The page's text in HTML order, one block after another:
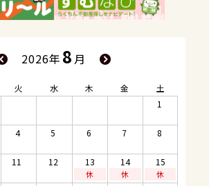
2026年 8 月
火 水 木 金
土
1
4 5 6 7 8
11 12 13
休
14
休
15
休